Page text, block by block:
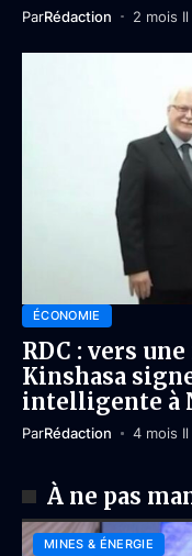
ParRédaction 2 mois Il
ÉCONOMIE
RDC : vers
Kinshasa
intelligente à
ParRédaction 4 mois Il
À ne pas
MINES & ÉNERGIE